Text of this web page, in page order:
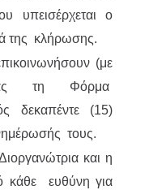
υπεισέρχεται ο
της κλήρωσης.
(με
τη Φόρμα
δεκαπέντε (15)
τους.
και η
κάθε ευθύνη για